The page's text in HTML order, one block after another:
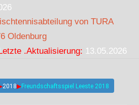
.Aktualisierung: 13.05.2026
2018▶Freundschaftsspiel Leeste 2018